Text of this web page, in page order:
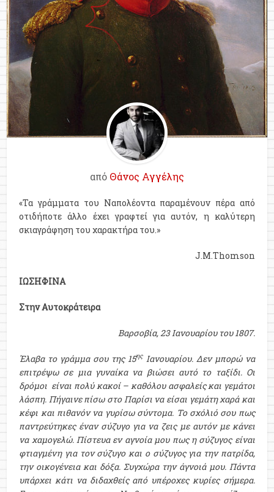
από Θάνος Αγγέλης
«Τα γράμματα του Ναπολέοντα παραμένουν πέρα από
οτιδήποτε άλλο έχει γραφτεί για αυτόν, η καλύτερη
σκιαγράφηση του χαρακτήρα του.»
J.M.Thomson
ΙΩΣΗΦΙΝΑ
Στην Αυτοκράτειρα
Βαρσοβία, 23 Ιανουαρίου του 1807.
Έλαβα το γράμμα σου της 15ηςΙανουαρίου. Δεν μπορώ να
επιτρέψω σε μια γυναίκα να βιώσει αυτό το ταξίδι. Οι
δρόμοι είναι πολύ κακοί – καθόλου ασφαλείς και γεμάτοι
λάσπη. Πήγαινε πίσω στο Παρίσι να είσαι γεμάτη χαρά και
κέφι και πιθανόν να γυρίσω σύντομα. Το σχόλιό σου πως
παντρεύτηκες έναν σύζυγο για να ζεις με αυτόν με κάνει
να χαμογελώ. Πίστευα εν αγνοία μου πως η σύζυγος είναι
φτιαγμένη για τον σύζυγο και ο σύζυγος για την πατρίδα,
την οικογένεια και δόξα. Συγχώρα την άγνοιά μου. Πάντα
υπάρχει κάτι να διδαχθείς από υπέροχες κυρίες σήμερα.